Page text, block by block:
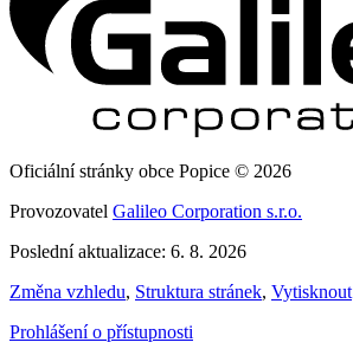
Oficiální stránky obce Popice © 2026
Provozovatel Galileo Corporation s.r.o.
Poslední aktualizace: 6. 8. 2026
Změna vzhledu, Struktura stránek, Vytisknout
Prohlášení o přístupnosti